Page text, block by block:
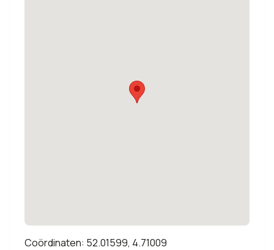
Coördinaten: 52.01599, 4.71009